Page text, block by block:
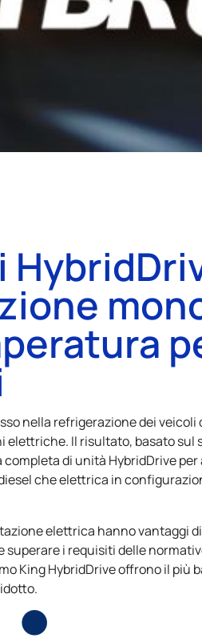
nella refrigerazione dei
elettriche. Il risultato, basato
completa di unità HybridDrive
che elettrica in
elettrica hanno vantaggi
superare i requisiti delle
KingHybridDrive offrono il più